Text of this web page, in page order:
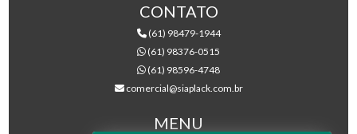
CONTATO
(61) 98479-1944
(61) 98376-0515
(61) 98596-4748
comercial@siaplack.com.br
MENU